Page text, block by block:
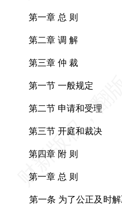
第一章 总 则
第二章 调 解
第三章 仲 裁
第一节 一般规定
第二节 申请和受理
第三节 开庭和裁决
第四章 附 则
第一章 总 则
第一条 为了公正及时解